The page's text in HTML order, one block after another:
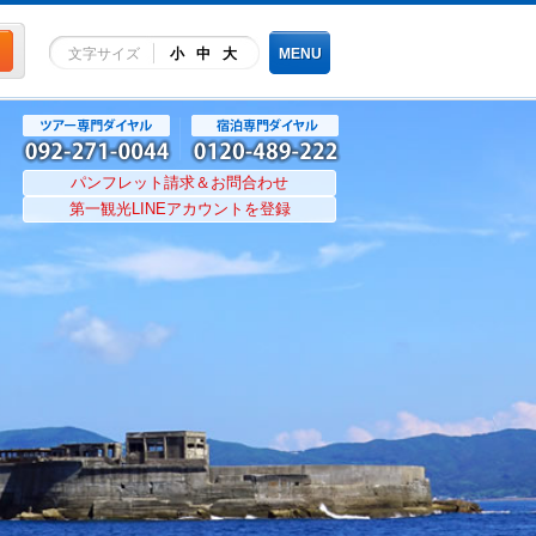
文字サイズ 小 中 大 MENU
パンフレット請求＆お問合わせ
第一観光LINEアカウントを登録